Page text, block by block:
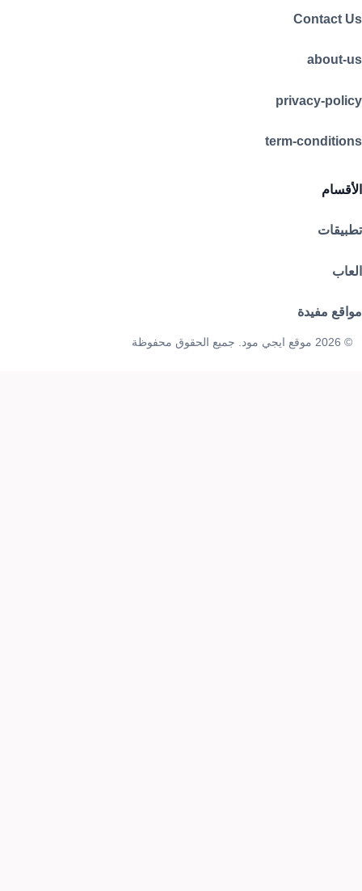
Contact Us
about-us
privacy-policy
term-conditions
الأقسام
تطبيقات
العاب
مواقع مفيدة
© 2026 موقع ايجي مود. جميع الحقوق محفوظة